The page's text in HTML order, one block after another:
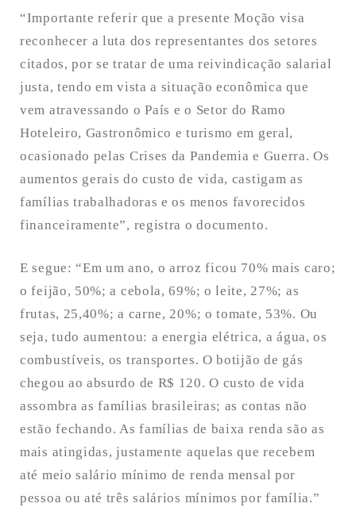
“Importante referir que a presente Moção visa
reconhecer a luta dos representantes dos setores
citados, por se tratar de uma reivindicação salarial
justa, tendo em vista a situação econômica que
vem atravessando o País e o Setor do Ramo
Hoteleiro, Gastronômico e turismo em geral,
ocasionado pelas Crises da Pandemia e Guerra. Os
aumentos gerais do custo de vida, castigam as
famílias trabalhadoras e os menos favorecidos
financeiramente”, registra o documento.
E segue: “Em um ano, o arroz ficou 70% mais caro;
o feijão, 50%; a cebola, 69%; o leite, 27%; as
frutas, 25,40%; a carne, 20%; o tomate, 53%. Ou
seja, tudo aumentou: a energia elétrica, a água, os
combustíveis, os transportes. O botijão de gás
chegou ao absurdo de R$ 120. O custo de vida
assombra as famílias brasileiras; as contas não
estão fechando. As famílias de baixa renda são as
mais atingidas, justamente aquelas que recebem
até meio salário mínimo de renda mensal por
pessoa ou até três salários mínimos por família.”